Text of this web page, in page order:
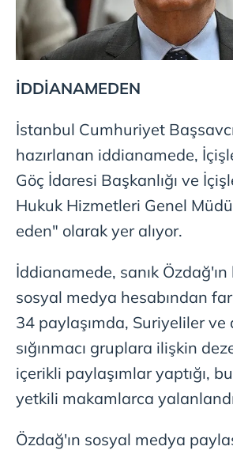
İDDİANAMEDEN
İstanbul Cumhuriyet
hazırlanan iddianamede,
Göç İdaresi Başkanlığı ve
Hukuk Hizmetleri Genel
eden" olarak yer alıyor.
İddianamede, sanık Özdağ'ın
sosyal medya hesabından
34 paylaşımda, Suriyeliler ve
sığınmacı gruplara ilişkin
içerikli paylaşımlar yaptığı,
yetkili makamlarca
Özdağ'ın sosyal medya